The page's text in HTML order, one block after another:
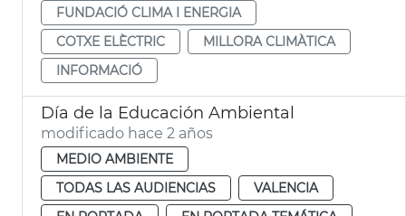
FUNDACIÓ CLIMA I ENERGIA
COTXE ELÈCTRIC
MILLORA CLIMÀTICA
INFORMACIÓ
Día de la Educación Ambiental
modificado hace 2 años
MEDIO AMBIENTE
TODAS LAS AUDIENCIAS
VALENCIA